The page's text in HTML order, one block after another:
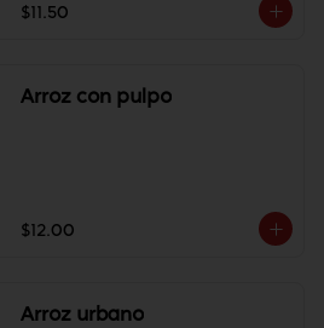
$11.50
Arroz con pulpo
$12.00
Arroz urbano